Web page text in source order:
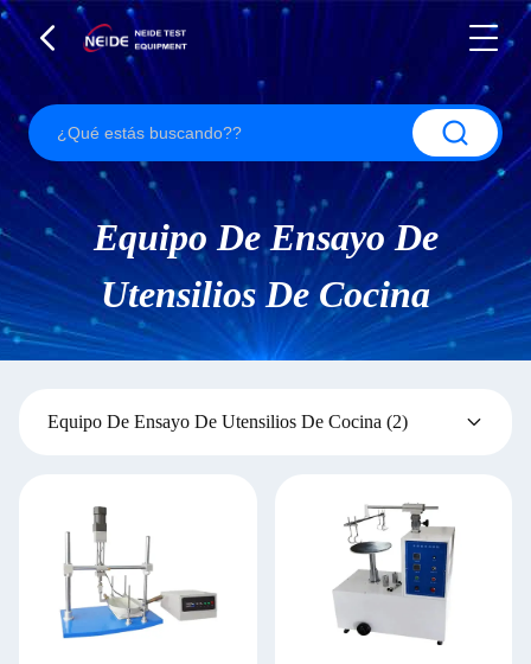
Equipo De Ensayo De
Utensilios De Cocina
Equipo De Ensayo De Utensilios De Cocina (2)